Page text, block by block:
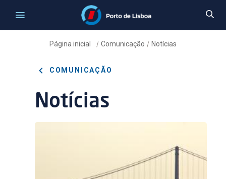
Página inicial / Comunicação / Notícias
COMUNICAÇÃO
Notícias